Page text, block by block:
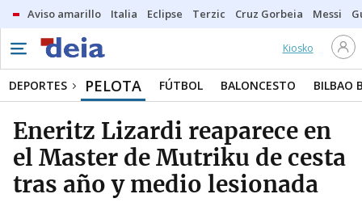
Aviso amarillo Italia Eclipse Terzic Cruz Gorbeia Messi
Kiosko
DEPORTES PELOTA FÚTBOL BALONCESTO BILBAO
Eneritz Lizardi reaparece en
el Master de Mutriku de cesta
tras año y medio lesionada